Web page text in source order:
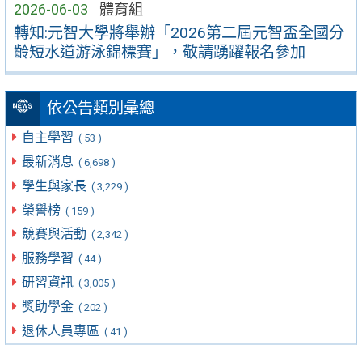
2026-06-03 體育組
轉知:元智大學將舉辦「2026第二屆元智盃全國分
齡短水道游泳錦標賽」，敬請踴躍報名參加
依公告類別彙總
自主學習 ( 53 )
最新消息 ( 6,698 )
學生與家長 ( 3,229 )
榮譽榜 ( 159 )
競賽與活動 ( 2,342 )
服務學習 ( 44 )
研習資訊 ( 3,005 )
獎助學金 ( 202 )
退休人員專區 ( 41 )